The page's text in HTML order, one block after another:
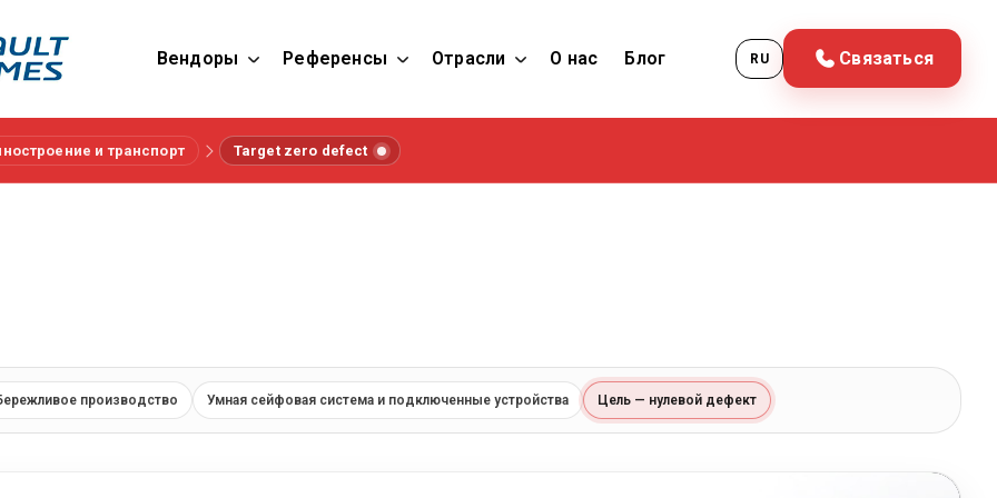
Вендоры Референсы Отрасли О нас Блог RU Связаться
и транспорт Target zero defect
производство Умная сейфовая система и подключенные устройства Цель — нулевой дефект